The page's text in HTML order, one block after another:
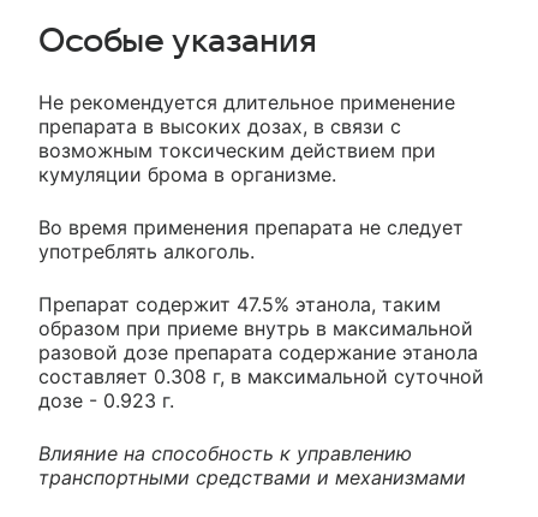
Особые указания
Не рекомендуется длительное применение
препарата в высоких дозах, в связи с
возможным токсическим действием при
кумуляции брома в организме.
Во время применения препарата не следует
употреблять алкоголь.
Препарат содержит 47.5% этанола, таким
образом при приеме внутрь в максимальной
разовой дозе препарата содержание этанола
составляет 0.308 г, в максимальной суточной
дозе - 0.923 г.
Влияние на способность к управлению
транспортными средствами и механизмами